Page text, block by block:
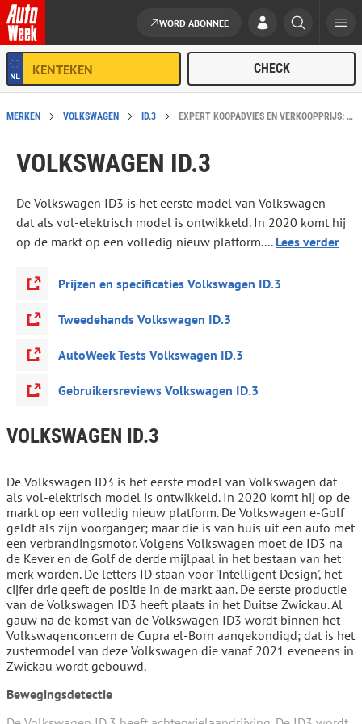
Ga naar de inhoud
WORD ABONNEE
MERKEN VOLKSWAGEN ID.3 EXPERT KOOPADVIES EN VERKOOPPRIJS: VOLKSWAGEN ID.3
VOLKSWAGEN ID.3
De Volkswagen ID3 is het eerste model van Volkswagen
dat als vol-elektrisch model is ontwikkeld. In 2020 komt hij
op de markt op een volledig nieuw platform.... Lees verder
Prijzen en specificaties Volkswagen ID.3
Tweedehands Volkswagen ID.3
AutoWeek Tests Volkswagen ID.3
Gebruikersreviews Volkswagen ID.3
VOLKSWAGEN ID.3
De Volkswagen ID3 is het eerste model van Volkswagen dat
als vol-elektrisch model is ontwikkeld. In 2020 komt hij op de
markt op een volledig nieuw platform. De Volkswagen e-Golf
geldt als zijn voorganger; maar die is van huis uit een auto met
een verbrandingsmotor. Volgens Volkswagen moet de ID3 na
de Kever en de Golf de derde mijlpaal in het bestaan van het
merk worden. De letters ID staan voor 'Intelligent Design', het
cijfer drie geeft de positie in de markt aan. De eerste productie
van de Volkswagen ID3 heeft plaats in het Duitse Zwickau. Al
gauw na de komst van de Volkswagen ID3 wordt binnen het
Volkswagenconcern de Cupra el-Born aangekondigd; dat is het
zustermodel van deze Volkswagen die vanaf 2021 eveneens in
Zwickau wordt gebouwd.
Bewegingsdetectie